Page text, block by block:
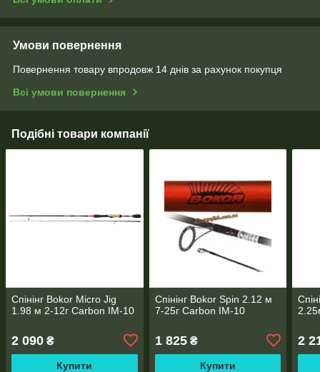
Умови повернення
Повернення товару впродовж 14 днів за рахунок покупця
Всі умови повернення
Подібні товари компанії
Спінінг Bokor Micro Jig
1.98 м 2-12г Carbon IM-10
2 090 ₴
Купити
Спінінг Bokor Spin 2.12 м
7-25г Carbon IM-10
1 825₴
Купити
2